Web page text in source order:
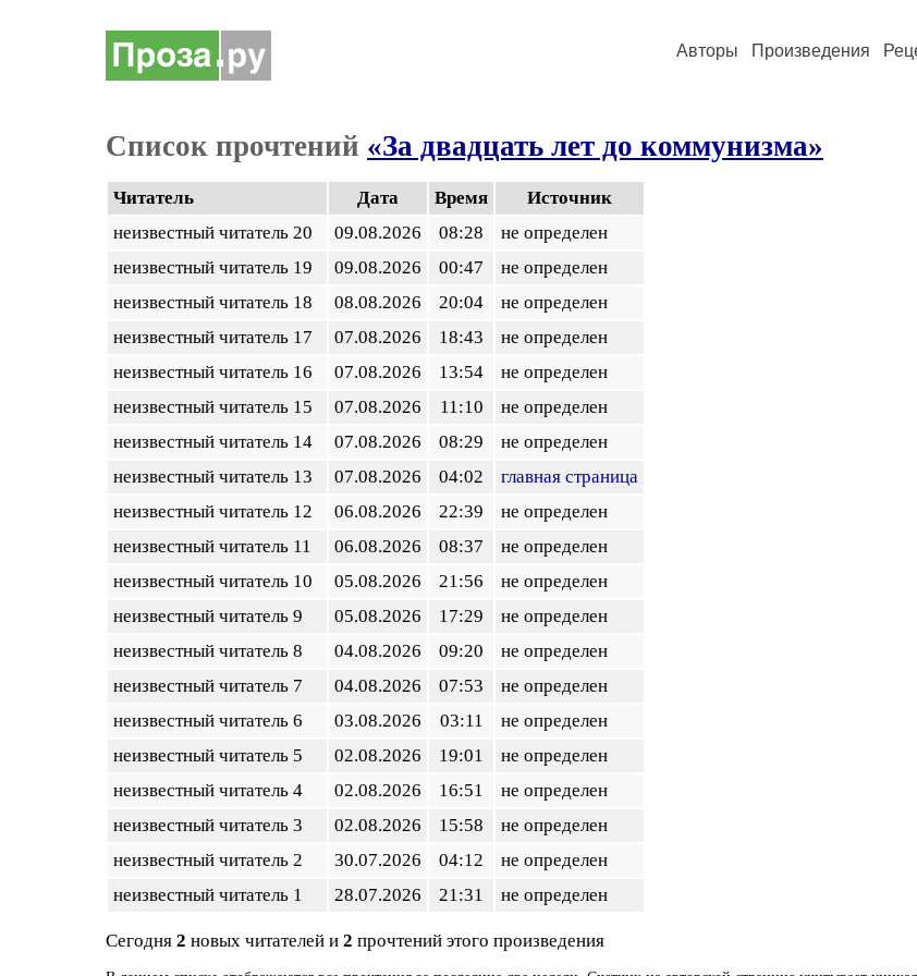
Авторы Произведения
Список прочтений «За двадцать лет до коммунизма»
Читатель Дата Время
Источник
неизвестный читатель 20
09.08.2026 08:28
не определен
неизвестный читатель 19
09.08.2026 00:47
не определен
неизвестный читатель 18
08.08.2026 20:04
не определен
неизвестный читатель 17
07.08.2026 18:43
не определен
неизвестный читатель 16
07.08.2026 13:54
не определен
неизвестный читатель 15
07.08.2026 11:10
не определен
неизвестный читатель 14
07.08.2026 08:29
не определен
неизвестный читатель 13
07.08.2026 04:02
главная страница
неизвестный читатель 12
06.08.2026 22:39
не определен
неизвестный читатель 11
06.08.2026 08:37
не определен
неизвестный читатель 10
05.08.2026 21:56
не определен
неизвестный читатель 9
05.08.2026 17:29
не определен
неизвестный читатель 8
04.08.2026 09:20
не определен
неизвестный читатель 7
04.08.2026 07:53
не определен
неизвестный читатель 6
03.08.2026 03:11
не определен
неизвестный читатель 5
02.08.2026 19:01
не определен
неизвестный читатель 4
02.08.2026 16:51
не определен
неизвестный читатель 3
02.08.2026 15:58
не определен
неизвестный читатель 2
30.07.2026 04:12
не определен
неизвестный читатель 1
28.07.2026 21:31 не определен
Сегодня 2 новых читателей и 2 прочтений этого произведения